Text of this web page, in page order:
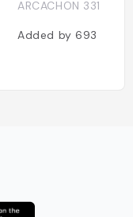
ARCACHON 33120
Added by693